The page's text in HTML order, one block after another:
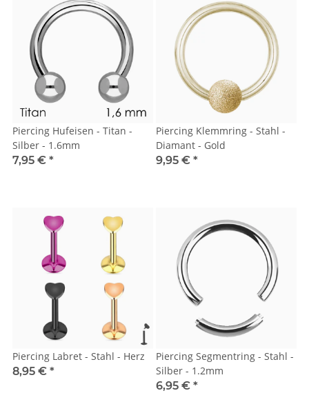
Piercing Hufeisen - Titan -
Silber - 1.6mm
7,95 € *
Piercing Klemmring - Stahl -
Diamant - Gold
9,95 € *
Piercing Labret - Stahl - Herz
8,95 € *
Piercing Segmentring - Stahl -
Silber - 1.2mm
6,95 € *